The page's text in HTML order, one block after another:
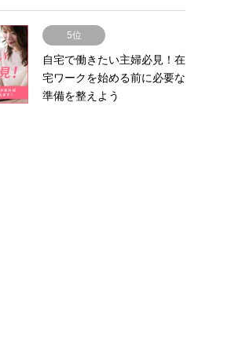
5位
自宅で働きたい主婦必見！在
宅ワークを始める前に必要な
準備を整えよう